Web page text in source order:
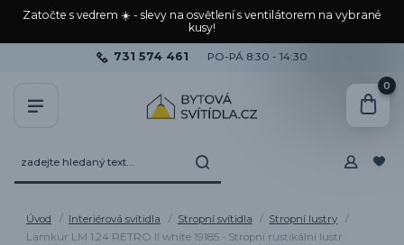
Zatočte s vedrem ☀️ - slevy na osvětlení s ventilátorem na vybrané
kusy!
731 574 461 PO-PÁ 8:30 - 14:30
0
Úvod Interiérová svítidla Stropní svítidla
Stropní lustry
Lamkur LM 1.24 RETRO II white 19185 - Stropní rustikální lustr